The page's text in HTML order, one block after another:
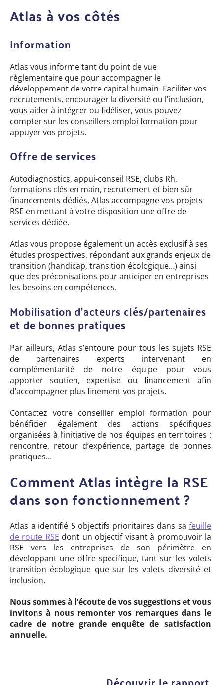
Atlas à vos côtés
Information
Atlas vous informe tant du point de vue
règlementaire que pour accompagner le
développement de votre capital humain. Faciliter vos
recrutements, encourager la diversité ou l’inclusion,
vous aider à intégrer ou fidéliser, vous pouvez
compter sur les conseillers emploi formation pour
appuyer vos projets.
Offre de services
Autodiagnostics, appui-conseil RSE, clubs Rh,
formations clés en main, recrutement et bien sûr
financements dédiés, Atlas accompagne vos projets
RSE en mettant à votre disposition une offre de
services dédiée.
Atlas vous propose également un accès exclusif à ses
études prospectives, répondant aux grands enjeux de
transition (handicap, transition écologique…) ainsi
que des préconisations pour anticiper en entreprises
les besoins en compétences.
Mobilisation d'acteurs clés/partenaires
et de bonnes pratiques
Par ailleurs, Atlas s’entoure pour tous les sujets RSE
de partenaires experts intervenant en
complémentarité de notre équipe pour vous
apporter soutien, expertise ou financement afin
d’accompagner plus finement vos projets.
Contactez votre conseiller emploi formation pour
bénéficier également des actions spécifiques
organisées à l’initiative de nos équipes en territoires :
rencontre, retour d’expérience, partage de bonnes
pratiques…
Comment Atlas intègre la RSE
dans son fonctionnement ?
Atlas a identifié 5 objectifs prioritaires dans sa feuille
de route RSE dont un objectif visant à promouvoir la
RSE vers les entreprises de son périmètre en
développant une offre spécifique, tant sur les volets
transition écologique que sur les volets diversité et
inclusion.
Nous sommes à l’écoute de vos suggestions et vous
invitons à nous remonter vos remarques dans le
cadre de notre grande enquête de satisfaction
annuelle.